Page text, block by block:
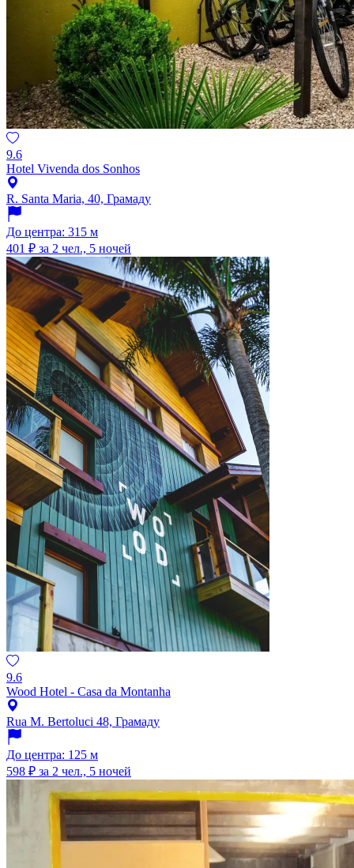
9.6
Hotel Vivenda dos Sonhos
R. Santa Maria, 40, Грамаду
До центра: 315 м
401 ₽ за 2 чел., 5 ночей
9.6
Wood Hotel - Casa da Montanha
Rua M. Bertoluci 48, Грамаду
До центра: 125 м
598 ₽ за 2 чел., 5 ночей